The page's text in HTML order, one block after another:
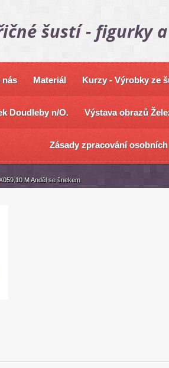
šustí - figurky
nás Materiál Kurzy - Výrobky ze
Doudleby n/O. Výstava obrazů
Zásady zpracování
M Anděl se šnekem